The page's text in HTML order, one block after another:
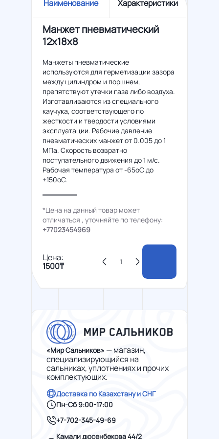
Наименование Характеристики
Манжет пневматический
12х18х8
Манжеты пневматические
используются для герметизации зазора
между цилиндром и поршнем,
препятствуют утечки газа либо воздуха.
Изготавливаются из специального
каучука, соответствующего по
жесткости и твердости условиями
эксплуатации. Рабочие давление
пневматических манжет от 0.005 до 1
МПа. Скорость возвратно
поступательного движения до 1 м/с.
Рабочая температура от -65оС до
+150оС.
*Цена на данный товар может
отличаться , уточняйте по телефону:
+77023454969
Цена:
1500₸
«Мир Сальников» — магазин,
специализирующийся на
сальниках, уплотнениях и прочих
комплектующих.
Доставка по Казахстану и СНГ
Пн-Сб 9:00-17:00
+7-702-345-49-69
Камали дюсенбекова 44/2